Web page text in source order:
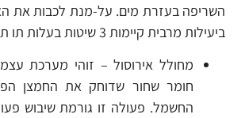
השריפה בעזרת מים. על-מנת לכבות את
ביעילות מרבית קיימות 3 שיטות בעלות תו תקן:
מחולל אירוסול – זוהי מערכת
חומר שחור שדוחק את החמצן
החשמל. פעולה זו גורמת שיבוש